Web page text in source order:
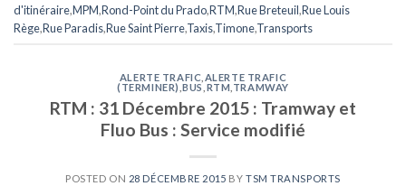
d'itinéraire,MPM,Rond-Point du Prado,RTM,Rue Breteuil,Rue Louis
Rège,Rue Paradis,Rue Saint Pierre,Taxis,Timone,Transports
ALERTE TRAFIC ALERTE TRAFIC
(TERMINER) ,BUS RTM TRAMWAY
RTM : 31 Décembre 2015 : Tramway et
Fluo Bus : Service modifié
POSTED ON 28 DÉCEMBRE 2015 BY TSM TRANSPORTS